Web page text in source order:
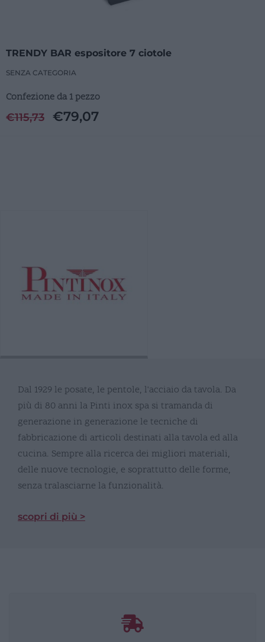
TRENDY BAR espositore 7 ciotole
SENZA CATEGORIA
Confezione da 1 pezzo
€115,73 €79,07
Dal 1929 le posate, le pentole, l'acciaio da tavola. Da
più di 80 anni la Pinti inox spa si tramanda di
generazione in generazione le tecniche di
fabbricazione di articoli destinati alla tavola ed alla
cucina. Sempre alla ricerca dei migliori materiali,
delle nuove tecnologie, e soprattutto delle forme,
senza tralasciarne la funzionalità.
scopri di più >